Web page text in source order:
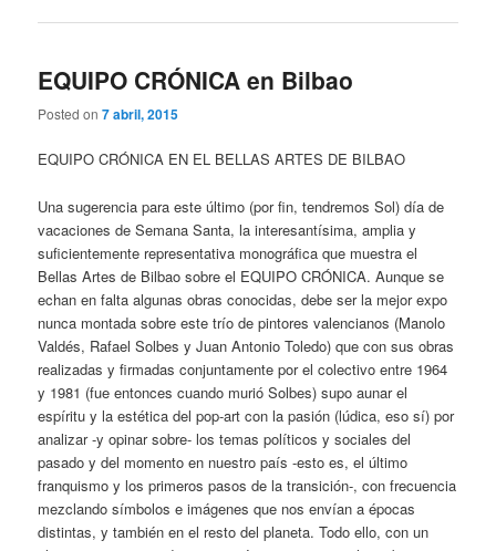
EQUIPO CRÓNICA en Bilbao
Posted on7 abril, 2015
EQUIPO CRÓNICA EN EL BELLAS ARTES DE BILBAO
Una sugerencia para este último (por fin, tendremos Sol) día de
vacaciones de Semana Santa, la interesantísima, amplia y
suficientemente representativa monográfica que muestra el
Bellas Artes de Bilbao sobre el EQUIPO CRÓNICA. Aunque se
echan en falta algunas obras conocidas, debe ser la mejor expo
nunca montada sobre este trío de pintores valencianos (Manolo
Valdés, Rafael Solbes y Juan Antonio Toledo) que con sus obras
realizadas y firmadas conjuntamente por el colectivo entre 1964
y 1981 (fue entonces cuando murió Solbes) supo aunar el
espíritu y la estética del pop-art con la pasión (lúdica, eso sí) por
analizar -y opinar sobre- los temas políticos y sociales del
pasado y del momento en nuestro país -esto es, el último
franquismo y los primeros pasos de la transición-, con frecuencia
mezclando símbolos e imágenes que nos envían a épocas
distintas, y también en el resto del planeta. Todo ello, con un